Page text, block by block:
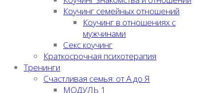
Коучинг семейных отношений
Коучинг в отношениях с
мужчинами
Секс коучинг
Краткосрочная психотерапия
Тренинги
Счастливая семья: от А до Я
МОДУЛЬ 1